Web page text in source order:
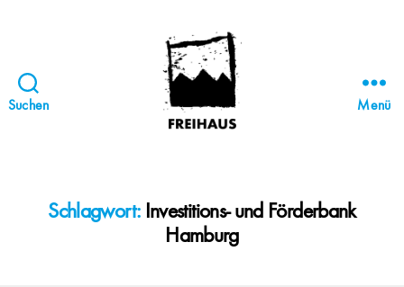
Suchen
STATTBAU
HAMBURG
Menü
Schlagwort: Investitions- und Förderbank
Hamburg